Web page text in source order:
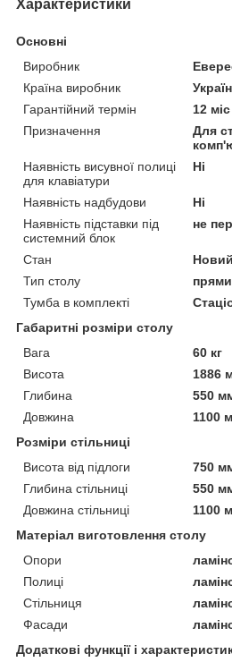
Характеристики
Основні
Виробник
Країна виробник
Гарантійний термін
12 міс
Призначення
Для
Наявність висувної полиці
для клавіатури
Ні
Наявність надбудови
Ні
Наявність підставки під
системний блок
не
Стан
Новий
Тип столу
Тумба в комплекті
Габаритні розміри столу
Вага
60 кг
Висота
1886
Глибина
550
Довжина
1100
Розміри стільниці
Висота від підлоги
750
Глибина стільниці
550
Довжина стільниці
1100
Матеріал виготовлення столу
Опори
Полиці
Стільниця
Фасади
Додаткові функції і